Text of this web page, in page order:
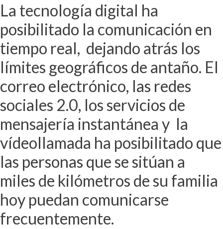
La tecnología digital ha
posibilitado la comunicación en
tiempo real, dejando atrás los
límites geográficos de antaño. El
correo electrónico, las redes
sociales 2.0, los servicios de
mensajería instantánea y la
vídeollamada ha posibilitado que
las personas que se sitúan a
miles de kilómetros de su familia
hoy puedan comunicarse
frecuentemente.